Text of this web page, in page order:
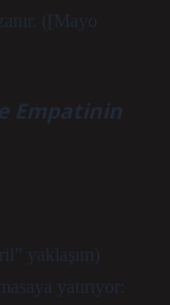
([Mayo
Empatinin
yaklaşım)
yatırıyor: